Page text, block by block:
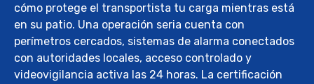
cómo protege el transportista tu carga mientras está
en su patio. Una operación seria cuenta con
perímetros cercados, sistemas de alarma conectados
con autoridades locales, acceso controlado y
videovigilancia activa las 24 horas. La certificación